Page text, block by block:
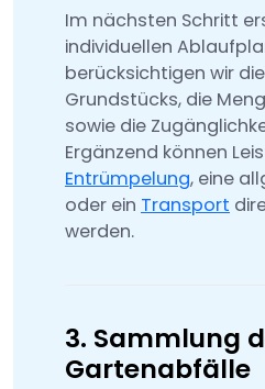
Im nächsten Schritt
individuellen
berücksichtigen wir
Grundstücks, die
sowie die
Ergänzend können
Entrümpelung, eine
oder ein Transport
werden.
3. Sammlung
Gartenabfälle